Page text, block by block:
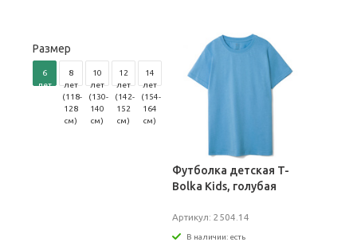
Размер
6
лет
8
лет
(118-
128
см)
10
лет
(130-
140
см)
12
лет
(142-
152
см)
14
лет
(154-
164
см)
Футболка детская T-
Bolka Kids, голубая
Артикул: 2504.14
В наличии: есть